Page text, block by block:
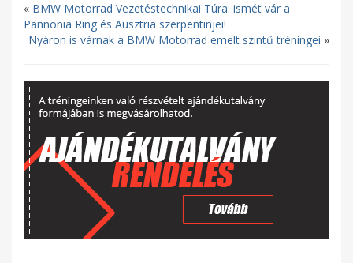
« BMW Motorrad Vezetéstechnikai Túra: ismét vár a
Pannonia Ring és Ausztria szerpentinjei!
Nyáron is várnak a BMW Motorrad emelt szintű tréningei »